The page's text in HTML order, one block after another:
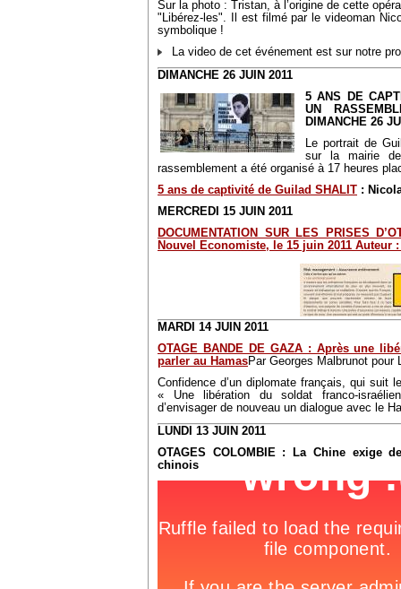
Sur la photo : Tristan, à l’origine de cette
"Libérez-les". Il est filmé par le videoman
symbolique !
La video de cet événement est sur notre
DIMANCHE 26 JUIN 2011
5 ANS DE
UN
DIMANCHE 26
Le portrait de
sur la mairie
rassemblement a été organisé à 17 heures
5 ans de captivité de Guilad SHALIT :
MERCREDI 15 JUIN 2011
DOCUMENTATION SUR LES PRISES
Nouvel Economiste, le 15 juin 2011 Auteur
MARDI 14 JUIN 2011
OTAGE BANDE DE GAZA : Après une
parler au HamasPar Georges Malbrunot pour
Confidence d’un diplomate français, qui suit
« Une libération du soldat franco-
d’envisager de nouveau un dialogue avec le
LUNDI 13 JUIN 2011
OTAGES COLOMBIE : La Chine exige
chinois